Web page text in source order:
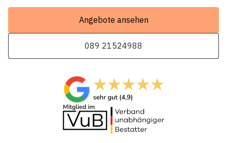
Angebote ansehen
089 21524988